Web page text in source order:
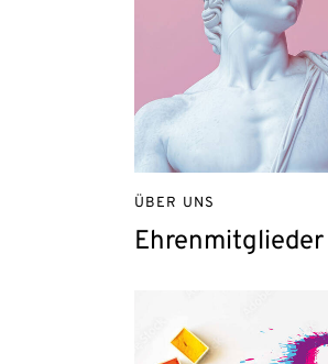
Ehrenmitglieder
ÜBER UNS